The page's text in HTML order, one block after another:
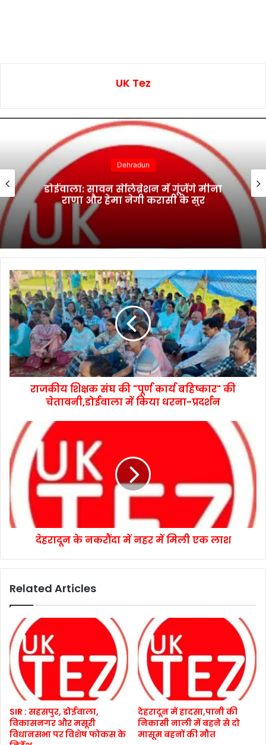
UK Tez
Dehradun
डोईवाला: सावन सेलिब्रेशन में गूंजेंगे मीना
राणा और हेमा नेगी करासी के सुर
राजकीय शिक्षक संघ की "पूर्ण कार्य बहिष्कार" की
चेतावनी,डोईवाला में किया धरना-प्रदर्शन
देहरादून के नकरौंदा में नहर में मिली एक लाश
Related Articles
SIR : सहसपुर, डोईवाला,
विकासनगर और मसूरी
विधानसभा पर विशेष फोकस के
देहरादून में हादसा,पानी की
निकासी नाली में बहने से दो
मासूम बहनों की मौत